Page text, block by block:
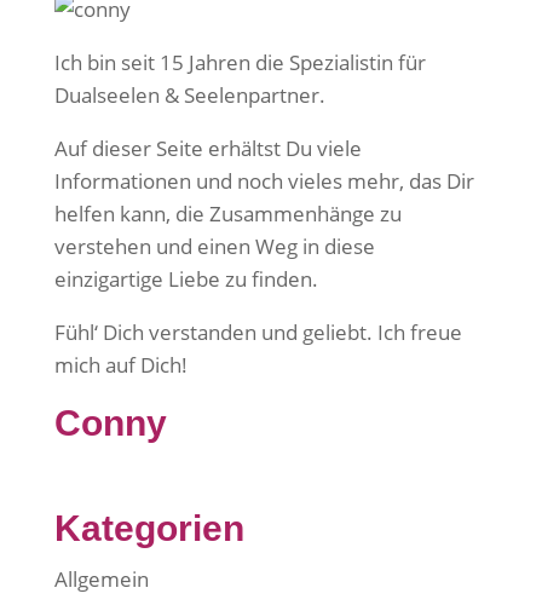
Ich bin seit 15 Jahren die Spezialistin für
Dualseelen & Seelenpartner.
Auf dieser Seite erhältst Du viele
Informationen und noch vieles mehr, das Dir
helfen kann, die Zusammenhänge zu
verstehen und einen Weg in diese
einzigartige Liebe zu finden.
Fühl‘ Dich verstanden und geliebt. Ich freue
mich auf Dich!
Conny
Kategorien
Allgemein